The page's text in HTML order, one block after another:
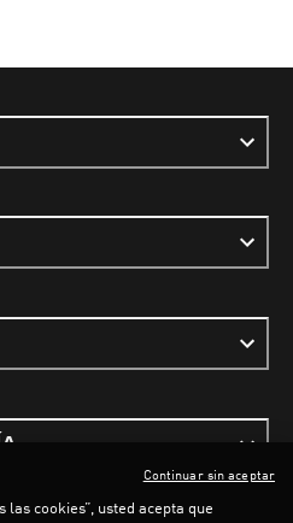
las cookies”, usted acepta que
Continuar sin aceptar